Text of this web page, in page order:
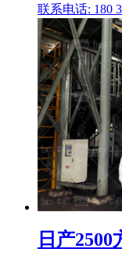
联系电话: 180
日产